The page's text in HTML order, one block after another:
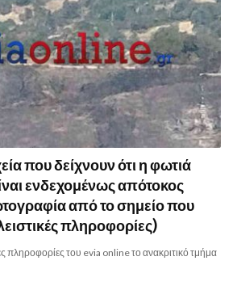
που δείχνουν ότι η φωτιά
ενδεχομένως απότοκος
από το σημείο που
πληροφορίες)
πληροφορίες του evia online το ανακριτικό τμήμα